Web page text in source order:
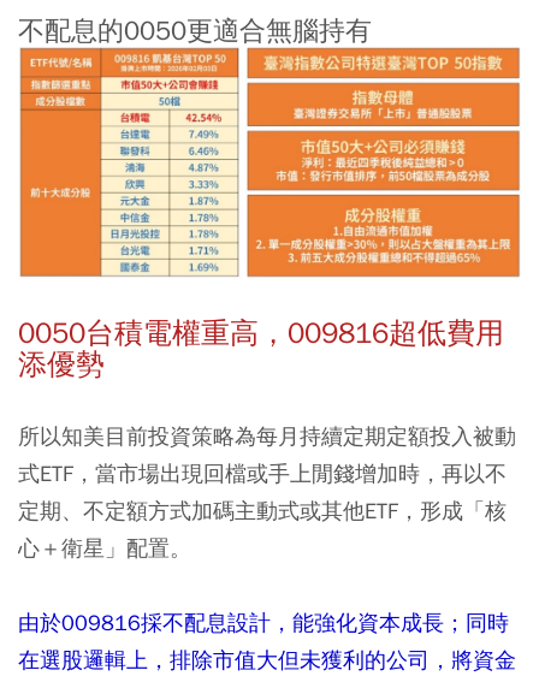
不配息的0050更適合無腦持有
0050台積電權重高，009816超低費用
添優勢
所以知美目前投資策略為每月持續定期定額投入被動
式ETF，當市場出現回檔或手上閒錢增加時，再以不
定期、不定額方式加碼主動式或其他ETF，形成「核
心＋衛星」配置。
由於009816採不配息設計，能強化資本成長；同時
在選股邏輯上，排除市值大但未獲利的公司，將資金